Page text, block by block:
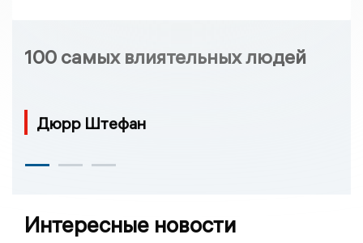
100 самых влиятельных людей
Дюрр Штефан
Интересные новости